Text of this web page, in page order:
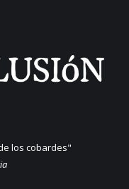
los cobardes"